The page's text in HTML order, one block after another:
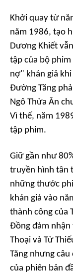
Khởi quay từ
năm 1986, tạo
Dương Khiết
tập của bộ phim
nợ" khán giả
Đường Tăng
Ngô Thừa Ân
Vì thế, năm
tập phim.
Giữ gần như
truyền hình tân
những thước
khán giả vào
thành công của
Đồng đảm nhận
Thoại và Từ
Tăng nhưng
của phiên bản